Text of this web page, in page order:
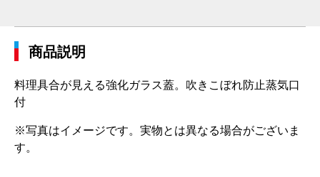
商品説明
料理具合が見える強化ガラス蓋。吹きこぼれ防止蒸気口
付
※写真はイメージです。実物とは異なる場合がございま
す。